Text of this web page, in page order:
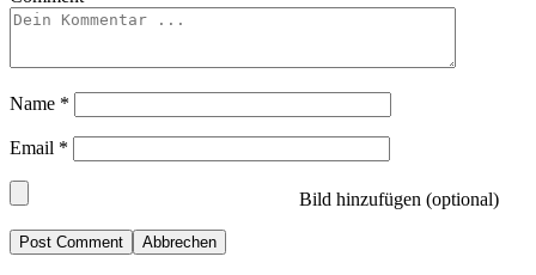
Name *
Email *
Bild hinzufügen (optional)
Abbrechen